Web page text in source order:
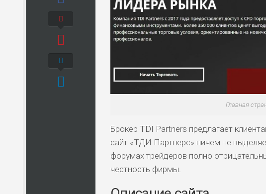
Главная
Брокер TDI Partners предлагает
сайт «ТДИ Партнерс» ничем не
форумах трейдеров полно
честность фирмы.